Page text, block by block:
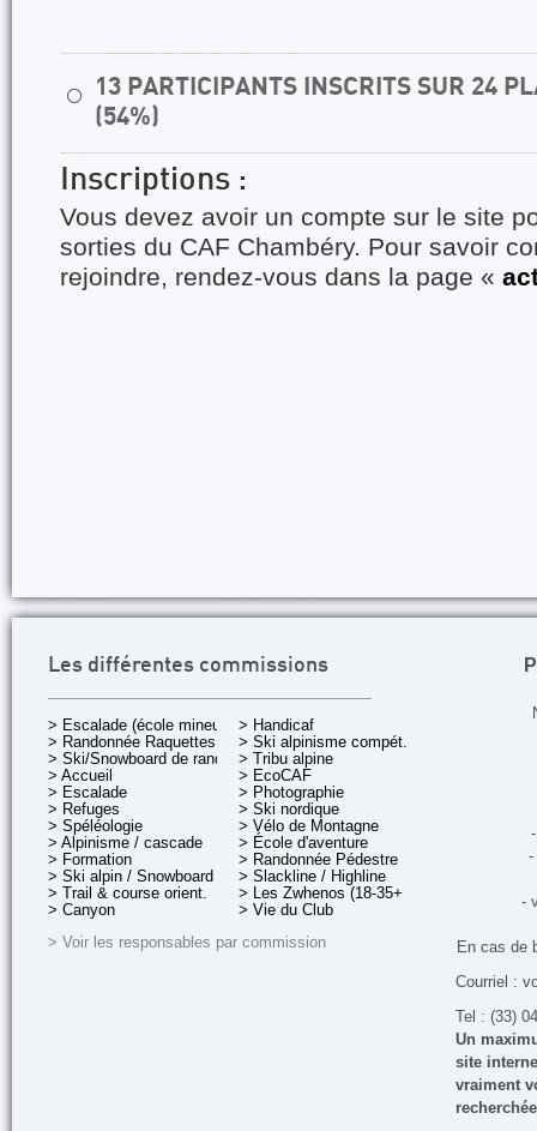
⚪
13 PARTICIPANTS INSCRITS SUR 24
(54%)
Inscriptions :
Vous devez avoir un compte sur le site
sorties du CAF Chambéry. Pour savoir
rejoindre, rendez-vous dans la page «
Les différentes commissions
> Escalade (école mineurs)
> Randonnée Raquettes
> Ski/Snowboard de rando.
> Accueil
> Escalade
> Refuges
> Spéléologie
> Alpinisme / cascade
> Formation
> Ski alpin / Snowboard
> Trail & course orient.
> Canyon
> Handicaf
> Ski alpinisme compét.
> Tribu alpine
> EcoCAF
> Photographie
> Ski nordique
> Vélo de Montagne
> École d'aventure
> Randonnée Pédestre
> Slackline / Highline
> Les Zwhenos (18-35+ ans)
> Vie du Club
> Voir les responsables par commission
-
-
En cas de
Courriel :
Tel : (33)
Un
site
vraiment